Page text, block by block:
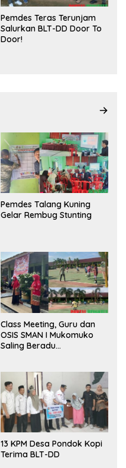
Pemdes Teras Terunjam
Salurkan BLT-DD Door To
Door!
Pemdes Talang Kuning
Gelar Rembug Stunting
Class Meeting, Guru dan
OSIS SMAN I Mukomuko
Saling Beradu
13 KPM Desa Pondok Kopi
Terima BLT-DD